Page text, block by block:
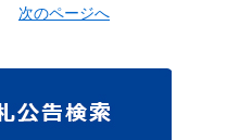
次のページへ